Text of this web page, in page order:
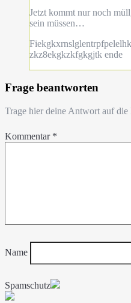
Jetzt kommt nur noch
sein müssen…
zkz8ekgkzkfgkgjtk ende
Frage beantworten
Trage hier deine Antwort auf die
Kommentar *
Name
Spamschutz